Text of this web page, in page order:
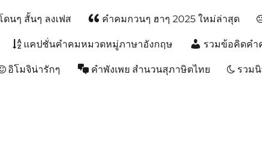
นๆ สั้นๆ ลงเฟส คำคมกวนๆ ฮาๆ 2025 ใหม่ล่าสุด
แคปชั่นคำคมหมวดหมู่ภาษาอังกฤษ รวมข้อคิดคำ
อิโมจิน่ารักๆ คำพังเพย สำนวนสุภาษิตไทย รวม